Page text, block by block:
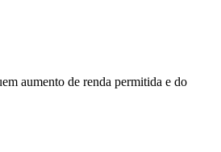
aumento de renda permitida e do